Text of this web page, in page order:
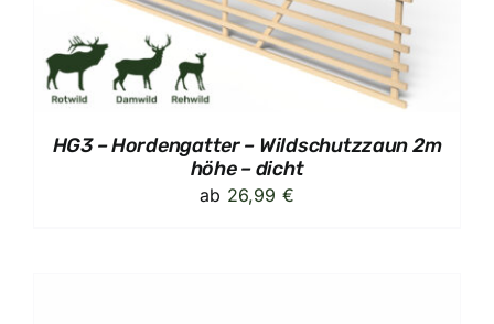
HG3 – Hordengatter – Wildschutzzaun 2m
höhe – dicht
ab 26,99 €